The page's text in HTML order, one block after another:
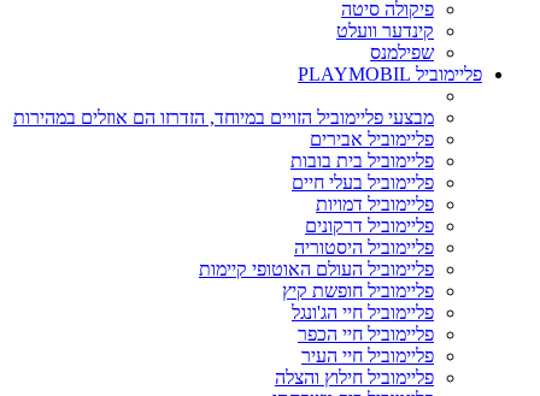
פיקולה סיטה
קינדער וועלט
שפילמנס
פליימוביל PLAYMOBIL
מבצעי פליימוביל הזויים במיוחד, הזדרזו הם אוזלים במהירות
פליימוביל אבירים
פליימוביל בית בובות
פליימוביל בעלי חיים
פליימוביל דמויות
פליימוביל דרקונים
פליימוביל היסטוריה
פליימוביל העולם האוטופי קיימות
פליימוביל חופשת קיץ
פליימוביל חיי הג'ונגל
פליימוביל חיי הכפר
פליימוביל חיי העיר
פליימוביל חילוץ והצלה